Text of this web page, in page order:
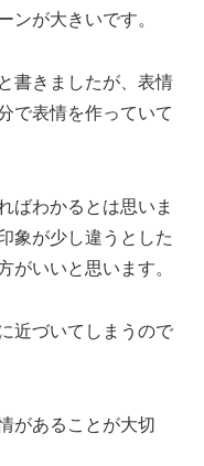
ンが大きいです。
書きましたが、表情
で表情を作っていて
ばわかるとは思いま
象が少し違うとした
がいいと思います。
近づいてしまうので
があることが大切